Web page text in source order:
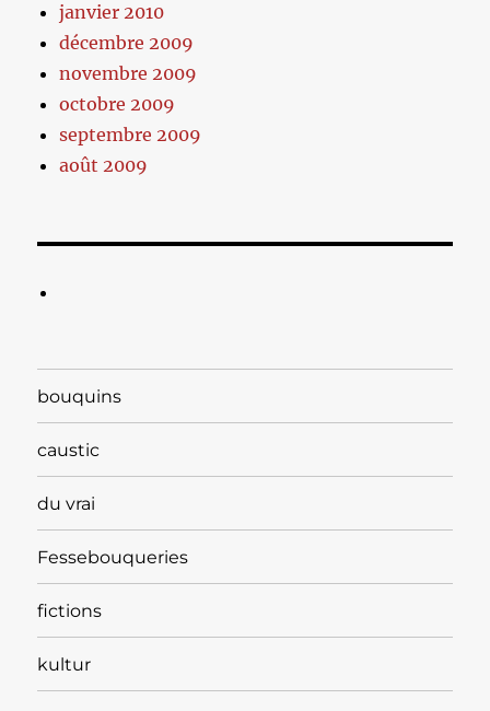
janvier 2010
décembre 2009
novembre 2009
octobre 2009
septembre 2009
août 2009
bouquins
caustic
du vrai
Fessebouqueries
fictions
kultur